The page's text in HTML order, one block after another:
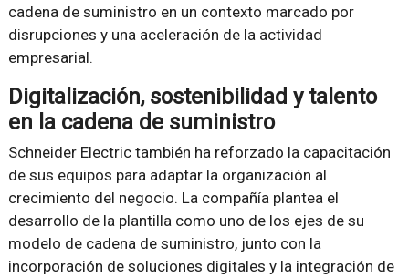
cadena de suministro en un contexto marcado por
disrupciones y una aceleración de la actividad
empresarial.
Digitalización, sostenibilidad y talento
en la cadena de suministro
Schneider Electric también ha reforzado la capacitación
de sus equipos para adaptar la organización al
crecimiento del negocio. La compañía plantea el
desarrollo de la plantilla como uno de los ejes de su
modelo de cadena de suministro, junto con la
incorporación de soluciones digitales y la integración de